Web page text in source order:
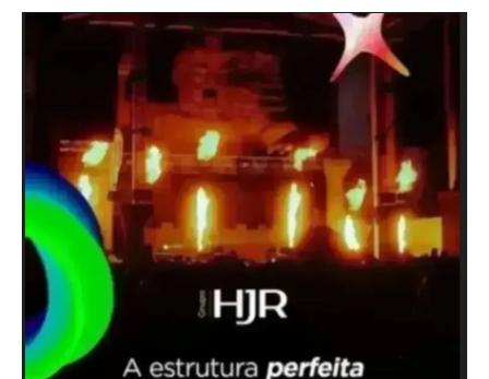
Moraes nega pedido de Bolsonaro para receber os filhos no
Dia dos Pais na prisão domiciliar - Terra
Lula declara R$ 4,7 milhões em patrimônio ao TSE, valor 35%
menor em relação a 2022 - O GLOBO
“Cenário de guerra”: tornado danificou 10 propriedades e
afetou 150 famílias em Pedro Osório - Correio do Povo
Sete pessoas morrem após carro que fugia da PRF na BR-251
bater de frente com outro automóvel - G1
Debate na ‘Band’ é a 1ª grande chance para Haddad
desconstruir Tarcísio - cartacapital.com.br